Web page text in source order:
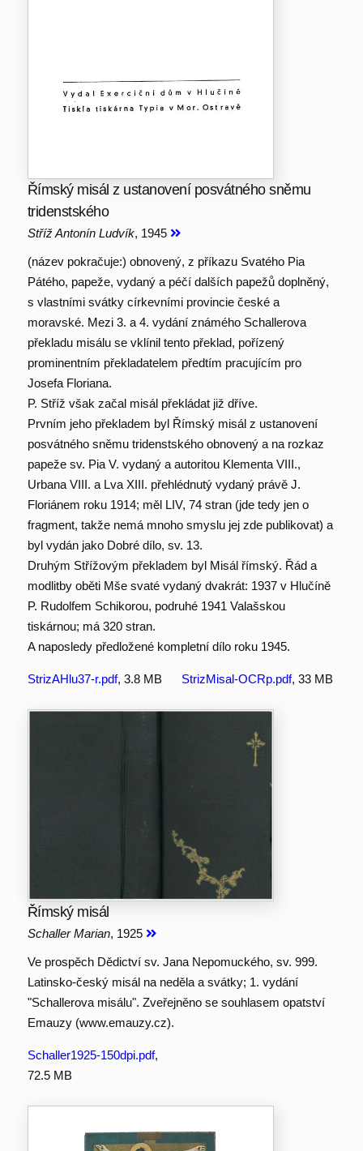
Římský misál z ustanovení posvátného sněmu
tridenstského
Stříž Antonín Ludvík, 1945
(název pokračuje:) obnovený, z příkazu Svatého Pia
Pátého, papeže, vydaný a péčí dalších papežů doplněný,
s vlastními svátky církevními provincie české a
moravské. Mezi 3. a 4. vydání známého Schallerova
překladu misálu se vklínil tento překlad, pořízený
prominentním překladatelem předtím pracujícím pro
Josefa Floriana.
P. Stříž však začal misál překládat již dříve.
Prvním jeho překladem byl Římský misál z ustanovení
posvátného sněmu tridenstského obnovený a na rozkaz
papeže sv. Pia V. vydaný a autoritou Klementa VIII.,
Urbana VIII. a Lva XIII. přehlédnutý vydaný právě J.
Floriánem roku 1914; měl LIV, 74 stran (jde tedy jen o
fragment, takže nemá mnoho smyslu jej zde publikovat) a
byl vydán jako Dobré dílo, sv. 13.
Druhým Střížovým překladem byl Misál římský. Řád a
modlitby oběti Mše svaté vydaný dvakrát: 1937 v Hlučíně
P. Rudolfem Schikorou, podruhé 1941 Valašskou
tiskárnou; má 320 stran.
A naposledy předložené kompletní dílo roku 1945.
StrizAHlu37-r.pdf, 3.8 MB StrizMisal-OCRp.pdf, 33 MB
Římský misál
Schaller Marian, 1925
Ve prospěch Dědictví sv. Jana Nepomuckého, sv. 999.
Latinsko-český misál na neděla a svátky; 1. vydání
"Schallerova misálu". Zveřejněno se souhlasem opatství
Emauzy (www.emauzy.cz).
Schaller1925-150dpi.pdf,
72.5 MB